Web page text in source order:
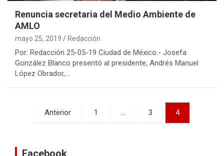
Renuncia secretaria del Medio Ambiente de
AMLO
mayo 25, 2019 Redacción
Por: Redacción 25-05-19 Ciudad de México.- Josefa
González Blanco presentó al presidente, Andrés Manuel
López Obrador,…
Navegación
Anterior 1 … 3 4